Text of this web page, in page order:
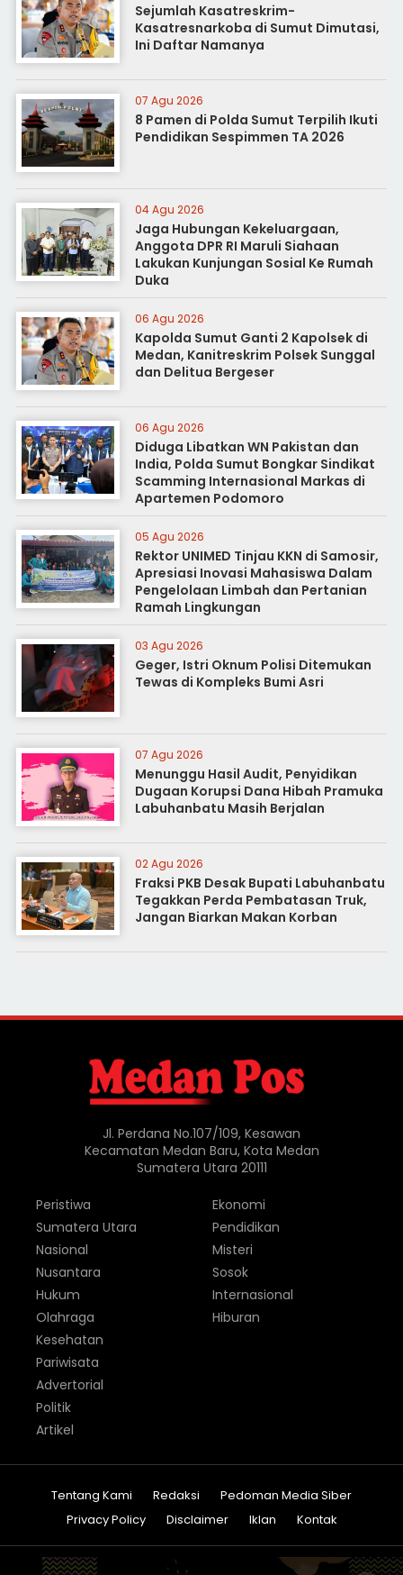
Sejumlah Kasatreskrim-
Kasatresnarkoba di Sumut Dimutasi,
Ini Daftar Namanya
07 Agu 2026
8 Pamen di Polda Sumut Terpilih Ikuti
Pendidikan Sespimmen TA 2026
04 Agu 2026
Jaga Hubungan Kekeluargaan,
Anggota DPR RI Maruli Siahaan
Lakukan Kunjungan Sosial Ke Rumah
Duka
06 Agu 2026
Kapolda Sumut Ganti 2 Kapolsek di
Medan, Kanitreskrim Polsek Sunggal
dan Delitua Bergeser
06 Agu 2026
Diduga Libatkan WN Pakistan dan
India, Polda Sumut Bongkar Sindikat
Scamming Internasional Markas di
Apartemen Podomoro
05 Agu 2026
Rektor UNIMED Tinjau KKN di Samosir,
Apresiasi Inovasi Mahasiswa Dalam
Pengelolaan Limbah dan Pertanian
Ramah Lingkungan
03 Agu 2026
Geger, Istri Oknum Polisi Ditemukan
Tewas di Kompleks Bumi Asri
07 Agu 2026
Menunggu Hasil Audit, Penyidikan
Dugaan Korupsi Dana Hibah Pramuka
Labuhanbatu Masih Berjalan
02 Agu 2026
Fraksi PKB Desak Bupati Labuhanbatu
Tegakkan Perda Pembatasan Truk,
Jangan Biarkan Makan Korban
Jl. Perdana No.107/109, Kesawan
Kecamatan Medan Baru, Kota Medan
Sumatera Utara 20111
Peristiwa
Sumatera Utara
Nasional
Nusantara
Hukum
Olahraga
Ekonomi
Pendidikan
Misteri
Sosok
Internasional
Hiburan
Kesehatan
Pariwisata
Advertorial
Politik
Artikel
Tentang Kami Redaksi
Pedoman Media Siber
Privacy Policy
Disclaimer Iklan Kontak